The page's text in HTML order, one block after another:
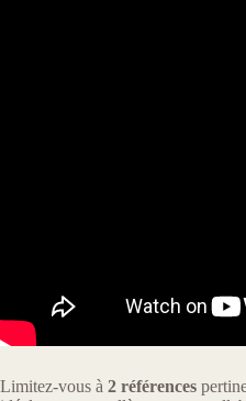
Limitez-vous à 2 références